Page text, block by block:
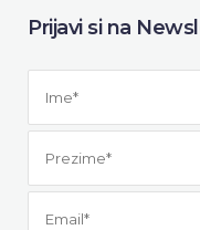
Prijavi si na